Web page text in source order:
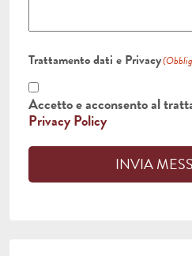
Trattamento dati e Privacy
Accetto e acconsento al
Privacy Policy
INVIA